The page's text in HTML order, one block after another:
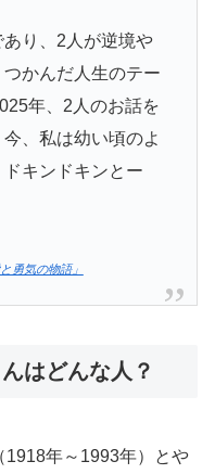
り、2人が逆境や
かんだ人生のテー
年、2人のお話を
、私は幼い頃のよ
キンドキンとー
勇気の物語」
はどんな人？
年～1993年）とや